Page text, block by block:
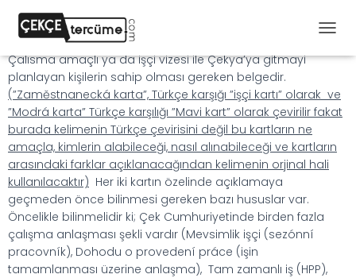
E
Y
Ü
Ç
/
Çekya’da uzun süreli vize ya da uzun süreli oturum
alabilmenin şartlarından (sunulan sebeplerden) birisi olan
Çalısma amaçlı ya da işçi vizesi ile Çekya’ya gitmayi
planlayan kişilerin sahip olması gereken belgedir.
(”Zaměstnanecká karta”, Türkçe karşığı ”işçi kartı” olarak ve
”Modrá karta” Türkçe karşılığı ”Mavi kart” olarak çevirilir fakat
burada kelimenin Türkçe çevirisini değil bu kartların ne
amaçla, kimlerin alabileceği, nasıl alınabileceği ve kartların
arasındaki farklar açıklanacağından kelimenin orjinal hali
kullanılacaktır) Her iki kartın özelinde açıklamaya
geçmeden önce bilinmesi gereken bazı hususlar var.
Öncelikle bilinmelidir ki; Çek Cumhuriyetinde birden fazla
çalışma anlaşması şekli vardır (Mevsimlik işçi (sezónní
pracovník), Dohodu o provedení práce (işin
tamamlanması üzerine anlaşma), Tam zamanlı iş (HPP),